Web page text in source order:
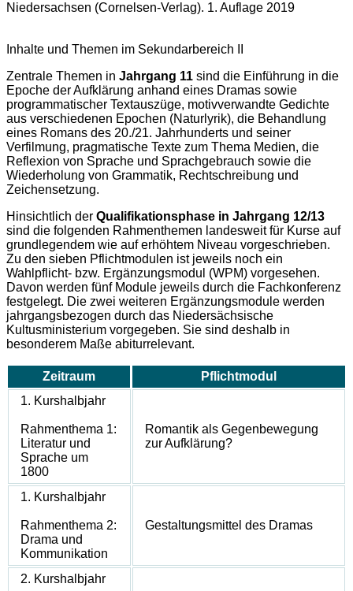
Niedersachsen (Cornelsen-Verlag). 1. Auflage 2019
Inhalte und Themen im Sekundarbereich II
Zentrale Themen in Jahrgang 11 sind die Einführung in die
Epoche der Aufklärung anhand eines Dramas sowie
programmatischer Textauszüge, motivverwandte Gedichte
aus verschiedenen Epochen (Naturlyrik), die Behandlung
eines Romans des 20./21. Jahrhunderts und seiner
Verfilmung, pragmatische Texte zum Thema Medien, die
Reflexion von Sprache und Sprachgebrauch sowie die
Wiederholung von Grammatik, Rechtschreibung und
Zeichensetzung.
Hinsichtlich der Qualifikationsphase in Jahrgang 12/13
sind die folgenden Rahmenthemen landesweit für Kurse auf
grundlegendem wie auf erhöhtem Niveau vorgeschrieben.
Zu den sieben Pflichtmodulen ist jeweils noch ein
Wahlpflicht- bzw. Ergänzungsmodul (WPM) vorgesehen.
Davon werden fünf Module jeweils durch die Fachkonferenz
festgelegt. Die zwei weiteren Ergänzungsmodule werden
jahrgangsbezogen durch das Niedersächsische
Kultusministerium vorgegeben. Sie sind deshalb in
besonderem Maße abiturrelevant.
Zeitraum
Pflichtmodul
1. Kurshalbjahr
Rahmenthema 1:
Literatur und
Sprache um
1800
Romantik als Gegenbewegung
zur Aufklärung?
1. Kurshalbjahr
Rahmenthema 2:
Drama und
Kommunikation
Gestaltungsmittel des Dramas
2. Kurshalbjahr